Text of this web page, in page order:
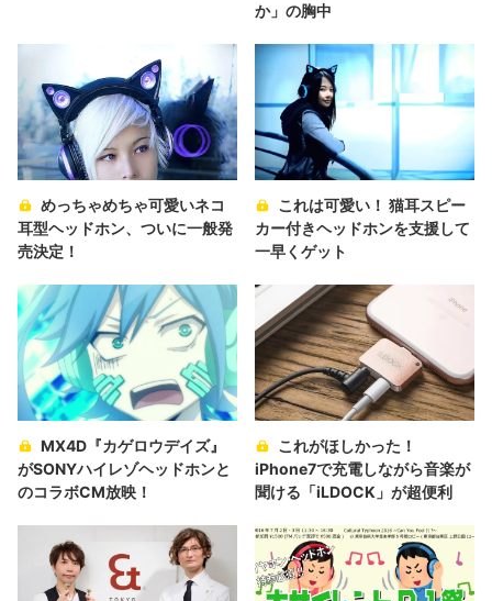
か」の胸中
めっちゃめちゃ可愛いネコ
耳型ヘッドホン、ついに一般発
売決定！
これは可愛い！ 猫耳スピー
カー付きヘッドホンを支援して
一早くゲット
MX4D『カゲロウデイズ』
がSONYハイレゾヘッドホンと
のコラボCM放映！
これがほしかった！
iPhone7で充電しながら音楽が
聞ける「iLDOCK」が超便利